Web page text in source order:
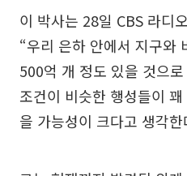
이 박사는 28일 CBS 라디
“우리 은하 안에서 지구와
500억 개 정도 있을 것으
조건이 비슷한 행성들이
을 가능성이 크다고 생각